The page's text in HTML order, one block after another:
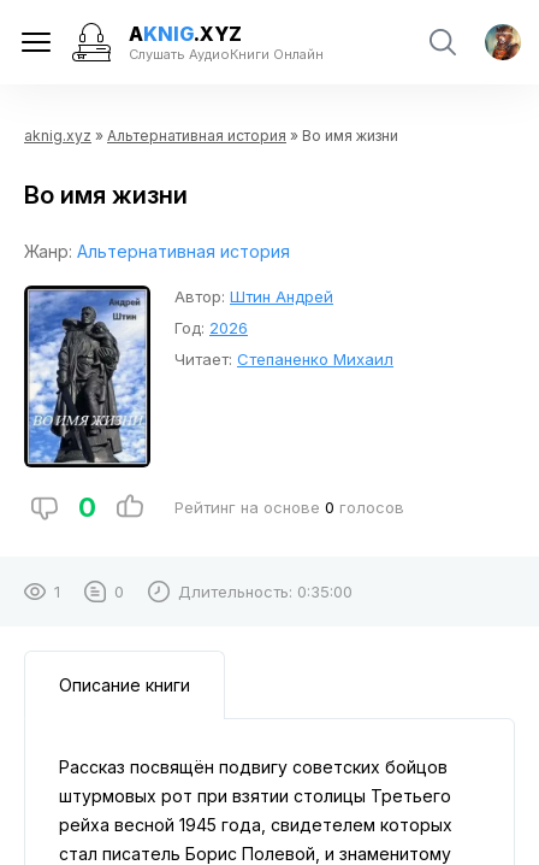
AKNIG.XYZ
Слушать АудиоКниги Онлайн
aknig.xyz » Альтернативная история » Во имя жизни
Во имя жизни
Жанр: Альтернативная история
Автор: Штин Андрей
Год: 2026
Читает: Степаненко Михаил
0 Рейтинг на основе 0 голосов
1 0 Длительность: 0:35:00
Описание книги
Рассказ посвящён подвигу советских бойцов
штурмовых рот при взятии столицы Третьего
рейха весной 1945 года, свидетелем которых
стал писатель Борис Полевой, и знаменитому